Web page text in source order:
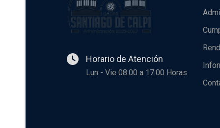
Horario de Atención
Lun - Vie 08:00 a 17:00 Horas